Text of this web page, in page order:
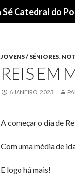
Sé Catedral do
JOVENS / SÉNIORES,
REIS EM
6 JANEIRO, 2023
A começar o dia de
Com uma média de
E logo há mais!